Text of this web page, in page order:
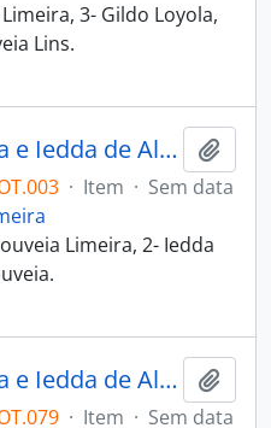
3- Gildo Loyola,
Lins.
Nilge Gouveia Limeira e Iedda de Almeida Barreto de Gouveia
· Item · Sem data
Limeira, 2- Iedda
Nilge Gouveia Limeira e Iedda de Almeida Barreto de Gouveia na praia em Guarapari
· Item · Sem data